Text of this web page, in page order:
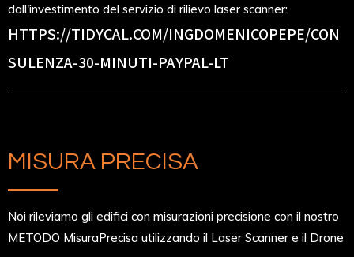
dall'investimento del servizio di rilievo laser scanner:
HTTPS://TIDYCAL.COM/INGDOMENICOPEPE/CON
SULENZA-30-MINUTI-PAYPAL-LT
MISURA PRECISA
Noi rileviamo gli edifici con misurazioni precisione con il nostro
METODO MisuraPrecisa utilizzando il Laser Scanner e il Drone